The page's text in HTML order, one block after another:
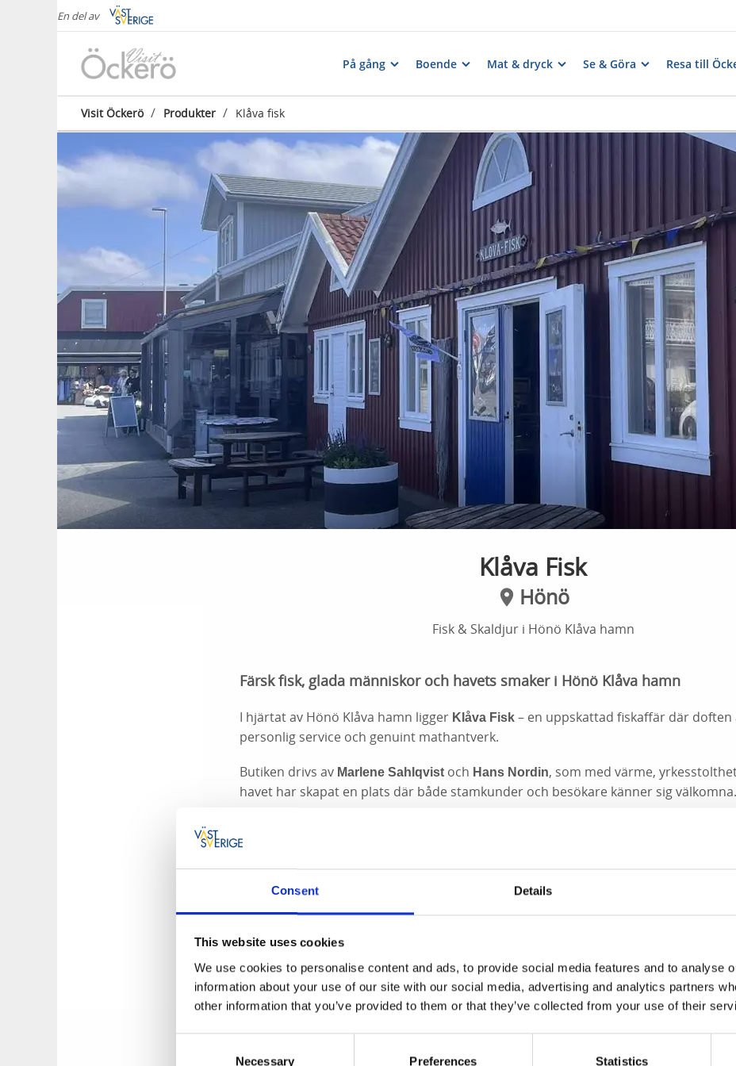
Consent Details
This website uses cookies
We use cookies to personalise content and ads, to provide social media features and to analyse
information about your use of our site with our social media, advertising and analytics partners
other information that you’ve provided to them or that they’ve collected from your use of their
Necessary Preferences Statistics
En del av
På gång Boende Mat & dryck Se & Göra Resa till
Visit Öckerö / Produkter / Klåva fisk
Klåva Fisk
Hönö
Fisk & Skaldjur i Hönö Klåva hamn
Färsk fisk, glada människor och havets smaker i Hönö Klåva hamn
I hjärtat av Hönö Klåva hamn ligger Klåva Fisk – en uppskattad fiskaffär där
personlig service och genuint mathantverk.
Butiken drivs av Marlene Sahlqvist och Hans Nordin, som med värme,
havet har skapat en plats där både stamkunder och besökare känner sig välkomna.
av högsta kvalitet –
för att spegla säsong och tillgång.
Klåva Fisk tar till vara på fisken och skapar välsmakande rätter som både minskar
råvarans bästa egenskaper.
Till det kommer ett urval av , tillagade från grunden och
perfekta som tillbehör till både fisk och skaldjur.
Klåva Fisk erbjuder ävenvackra och smakrika smörgåstårtor på beställning.
Sommartid serveras deras populäraräkmackor, gjorda påBagebröellerdanskt
under vintersäsongen finns de att